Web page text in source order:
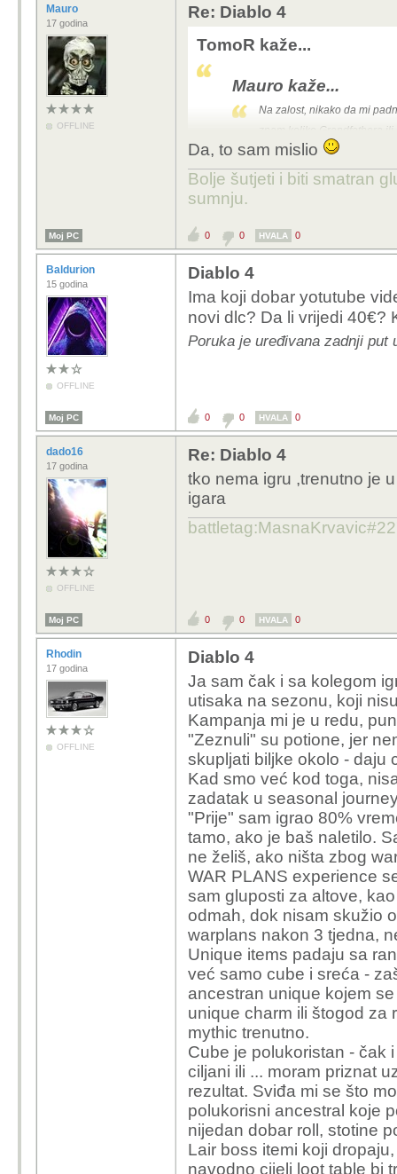
Mauro
17 godina
OFFLINE
Re: Diablo 4
TomoR kaže...
Mauro kaže...
Na zalost, nikako da mi
znam koliko Grandfathera
Transmog ti neće pomoći, trebaš
Pretpostavljam da si
time (Gem strength
Da, to sam mislio
Bolje šutjeti i biti smatran
sumnju.
Moj PC 0 0 HVALA 0
Baldurion
15 godina
OFFLINE
Diablo 4
Ima koji dobar yotutube
novi dlc? Da li vrijedi 40€?
Poruka je uređivana zadnji put
Moj PC 0 0 HVALA 0
dado16
17 godina
OFFLINE
Re: Diablo 4
tko nema igru ,trenutno je
igara
Moj PC 0 0 HVALA 0
Rhodin
17 godina
OFFLINE
Diablo 4
Ja sam čak i sa kolegom
utisaka na sezonu, koji
Kampanja mi je u redu,
"Zeznuli" su potione, jer
skupljati biljke okolo - daju
Kad smo već kod toga,
zadatak u seasonal
"Prije" sam igrao 80%
tamo, ako je baš naletilo.
ne želiš, ako ništa zbog
WAR PLANS experience
sam gluposti za altove,
odmah, dok nisam skužio
warplans nakon 3 tjedna,
Unique items padaju sa
već samo cube i sreća -
ancestran unique kojem
unique charm ili štogod za
mythic trenutno.
Cube je polukoristan - čak
ciljani ili ... moram priznat
rezultat. Sviđa mi se što
polukorisni ancestral koje
nijedan dobar roll, stotine
Lair boss itemi koji
navodno cijeli loot table bi